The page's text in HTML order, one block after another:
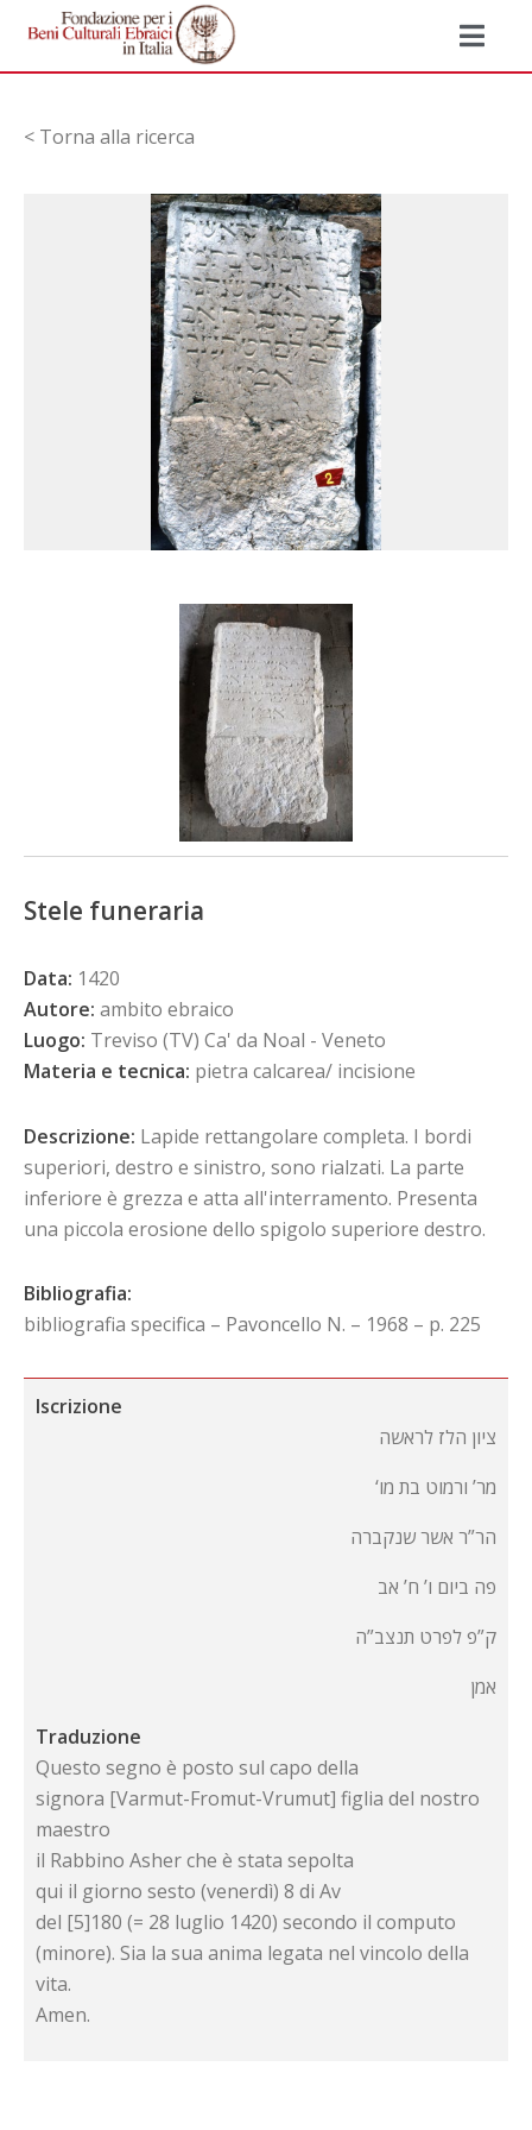
< Torna alla ricerca
Stele funeraria
Data: 1420
Autore: ambito ebraico
Luogo: Treviso (TV) Ca' da Noal - Veneto
Materia e tecnica: pietra calcarea/ incisione
Descrizione: Lapide rettangolare completa. I bordi
superiori, destro e sinistro, sono rialzati. La parte
inferiore è grezza e atta all'interramento. Presenta
una piccola erosione dello spigolo superiore destro.
Bibliografia:
bibliografia specifica – Pavoncello N. – 1968 – p. 225
Iscrizione
ציון הלז לראשה
‘מר’ ורמוט בת מו
הר”ר אשר שנקברה
פה ביום ו’ ח’ אב
ק”פ לפרט תנצב”ה
אמן
Traduzione
Questo segno è posto sul capo della
signora [Varmut-Fromut-Vrumut] figlia del nostro
maestro
il Rabbino Asher che è stata sepolta
qui il giorno sesto (venerdì) 8 di Av
del [5]180 (= 28 luglio 1420) secondo il computo
(minore). Sia la sua anima legata nel vincolo della
vita.
Amen.